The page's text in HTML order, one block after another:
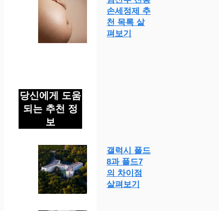
손세정제 추
천 목록 살
펴보기
당신에게 도움
되는 추천 정
보
갤럭시 폴드
8과 폴드7
의 차이점
살펴보기